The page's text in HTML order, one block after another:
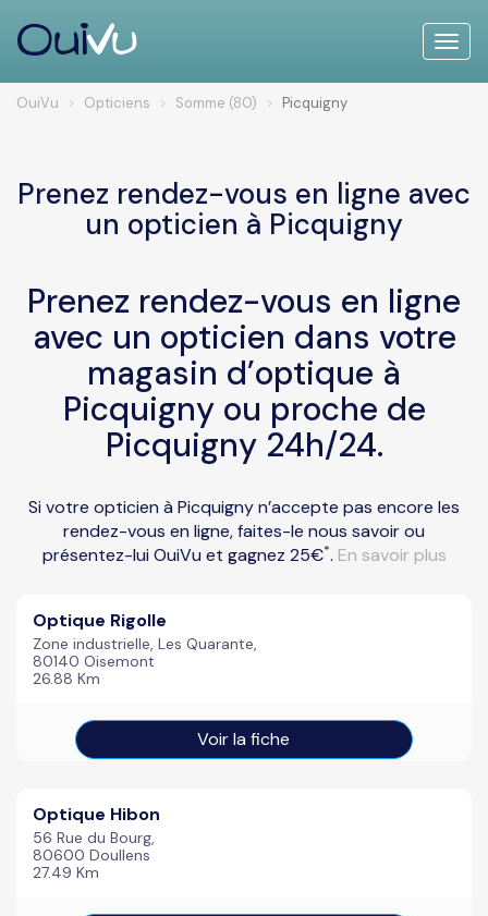
Toggle
OuiVu Opticiens Somme (80) Picquigny
Prenez rendez-vous en ligne avec
un opticien à Picquigny
Prenez rendez-vous en ligne
avec un opticien dans votre
magasin d’optique à
Picquigny ou proche de
Picquigny 24h/24.
Si votre opticien à Picquigny n’accepte pas encore les
rendez-vous en ligne, faites-le nous savoir ou
présentez-lui OuiVu et gagnez 25€*. En savoir plus
Optique Rigolle
Zone industrielle, Les Quarante,
80140 Oisemont
26.88 Km
Voir la fiche
Optique Hibon
56 Rue du Bourg,
80600 Doullens
27.49 Km